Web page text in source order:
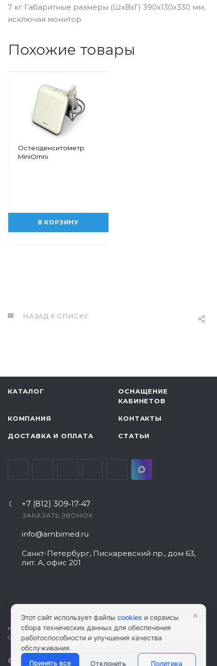
7 кг Габаритные размеры (ШхВхГ) 390х130х330 мм,
исключая монитор
Похожие товары
Остеоденситометр
MiniOmni
В КОРЗИНУ
НАЗАД К СПИСКУ
КАТАЛОГ
ОСНАЩЕНИЕ
КАБИНЕТОВ
КОМПАНИЯ КОНТАКТЫ
ДОСТАВКА И ОПЛАТА СТАТЬИ
+7 (812) 309-17-47
ЗАКАЗАТЬ ЗВОНОК
info@ambimed.ru
Санкт-Петербург, Пискаревский пр., дом 63,
лит. А, офис 201
КАРТА САЙТА|ПОЛИТИКА КОНФИДЕНЦИАЛЬНОСТИ|СОГЛАСИЕ НА
ОБРАБОТКУ ПЕРСОНАЛЬНЫХ ДАННЫХ
© 2026 ambimed.ru - Медицинское оборудование и
Этот сайт использует файлыcookies и сервисы
сбора технических данных для обеспечения
работоспособности и улучшения качества
обслуживания.
Принять все
Отклонить Политика
×